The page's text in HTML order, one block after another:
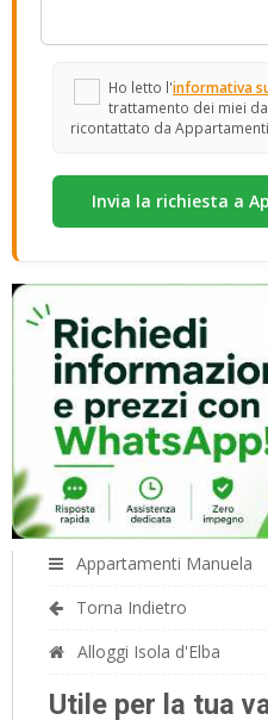
Ho letto l'informativa
trattamento dei miei
ricontattato da
Appartamenti Manuela
Torna Indietro
Alloggi Isola d'Elba
Utile per la tua